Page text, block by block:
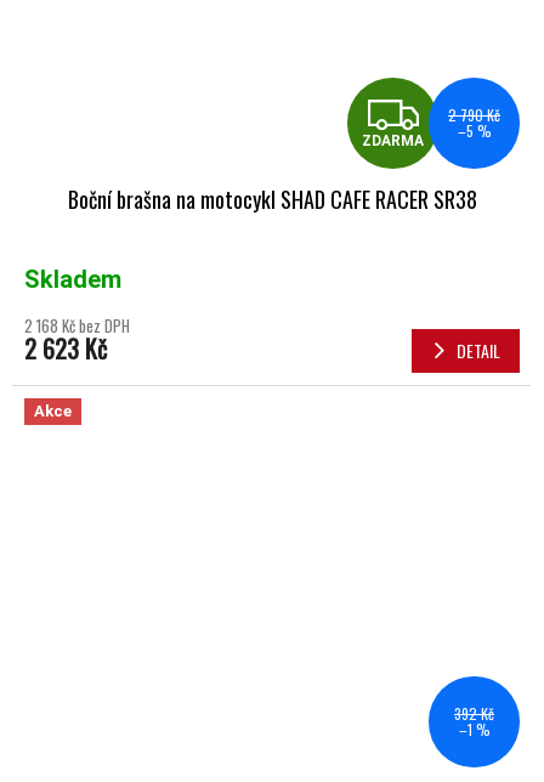
ZDARMA
2 790 Kč
–5 %
Boční brašna na motocykl SHAD CAFE RACER SR38
Skladem
2 168 Kč bez DPH
2 623 Kč DETAIL
Akce
392 Kč
–1 %